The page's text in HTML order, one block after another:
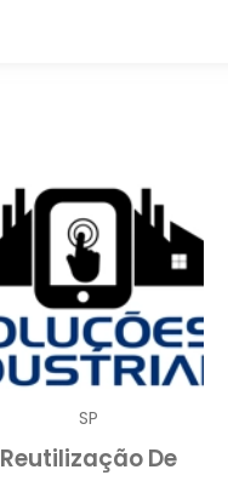
impostas por
existentes.
colapsos que
que não
desabamentos.
da integridade
SP
Reutilização De